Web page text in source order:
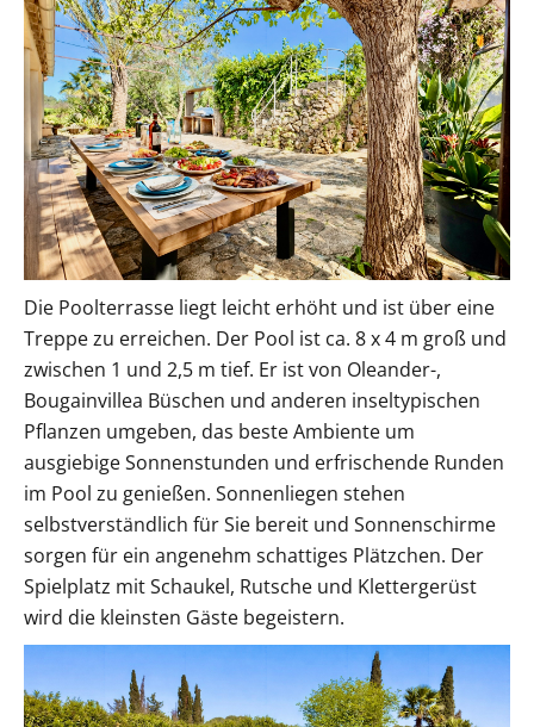
Die Poolterrasse liegt leicht erhöht und ist über eine
Treppe zu erreichen. Der Pool ist ca. 8 x 4 m groß und
zwischen 1 und 2,5 m tief. Er ist von Oleander-,
Bougainvillea Büschen und anderen inseltypischen
Pflanzen umgeben, das beste Ambiente um
ausgiebige Sonnenstunden und erfrischende Runden
im Pool zu genießen. Sonnenliegen stehen
selbstverständlich für Sie bereit und Sonnenschirme
sorgen für ein angenehm schattiges Plätzchen. Der
Spielplatz mit Schaukel, Rutsche und Klettergerüst
wird die kleinsten Gäste begeistern.